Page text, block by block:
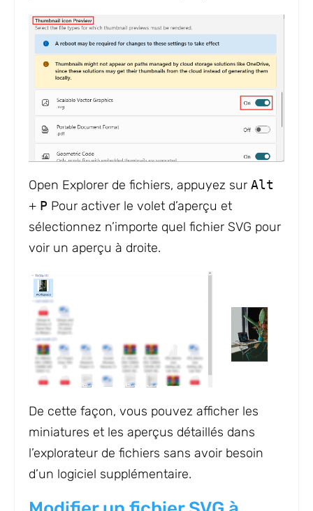
Open Explorer de fichiers, appuyez sur Alt
+ P Pour activer le volet d’aperçu et
sélectionnez n’importe quel fichier SVG pour
voir un aperçu à droite.
De cette façon, vous pouvez afficher les
miniatures et les aperçus détaillés dans
l’explorateur de fichiers sans avoir besoin
d’un logiciel supplémentaire.